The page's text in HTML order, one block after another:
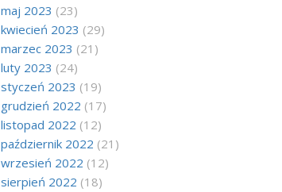
maj 2023 (23)
kwiecień 2023 (29)
marzec 2023 (21)
luty 2023 (24)
styczeń 2023 (19)
grudzień 2022 (17)
listopad 2022 (12)
październik 2022 (21)
wrzesień 2022 (12)
sierpień 2022 (18)